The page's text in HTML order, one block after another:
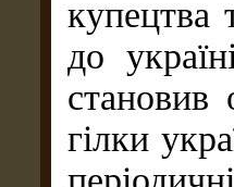
купецтва
до
становив
гілки